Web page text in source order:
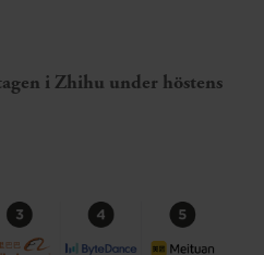
i Zhihu under höstens